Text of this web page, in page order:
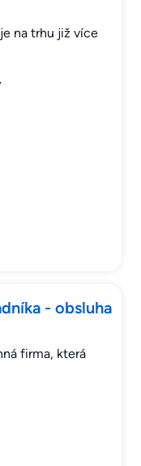
na trhu již více
- obsluha
firma, která